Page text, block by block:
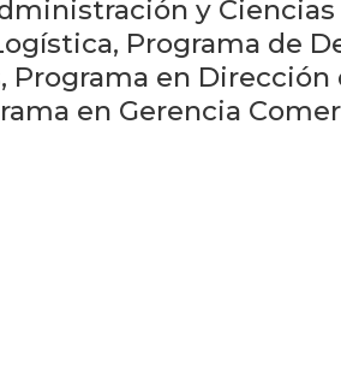
y
Programa de
Programa en
en Gerencia